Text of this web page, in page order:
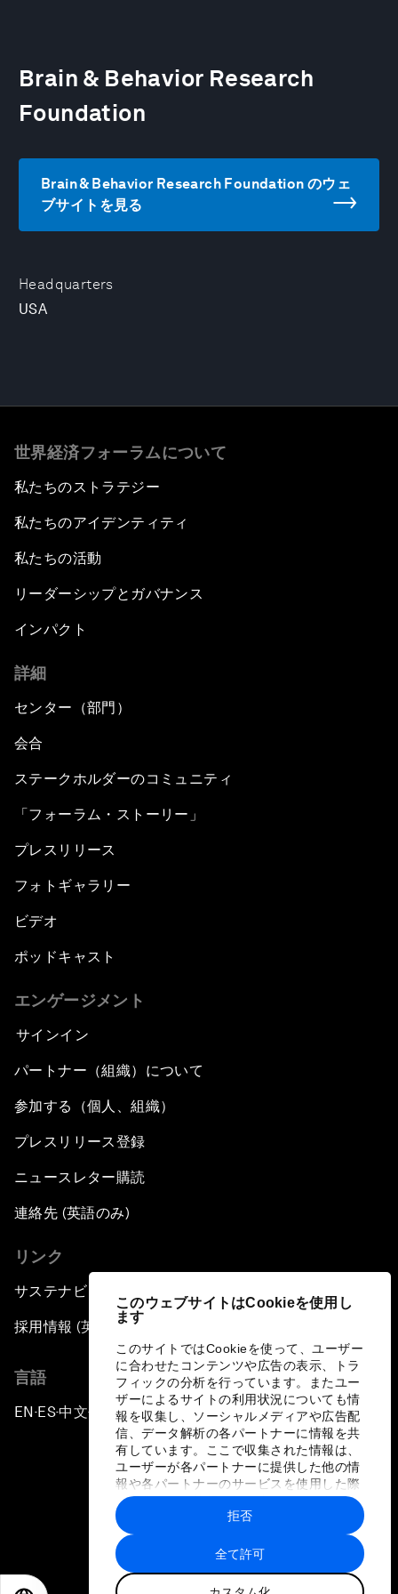
このウェブサイトはCookieを使用し
ます
このサイトではCookieを使って、ユーザー
に合わせたコンテンツや広告の表示、トラ
フィックの分析を行っています。またユー
ザーによるサイトの利用状況についても情
報を収集し、ソーシャルメディアや広告配
信、データ解析の各パートナーに情報を共
有しています。ここで収集された情報は、
ユーザーが各パートナーに提供した他の情
報や各パートナーのサービスを使用した際
に収集された情報と組み合わされ、各パー
トナーによって使用されることがありま
す。
全て許可
拒否
Headquarters
USA
Brain & Behavior Research
Foundation
Brain & Behavior Research Foundation のウェ
ブサイトを見る
世界経済フォーラムについて
私たちのストラテジー
私たちのアイデンティティ
私たちの活動
リーダーシップとガバナンス
インパクト
詳細
センター（部門）
会合
ステークホルダーのコミュニティ
「フォーラム・ストーリー」
プレスリリース
フォトギャラリー
ビデオ
ポッドキャスト
エンゲージメント
サインイン
パートナー（組織）について
参加する（個人、組織）
プレスリリース登録
ニュースレター購読
連絡先 (英語のみ)
リンク
サステナビリティへの取り組み
採用情報 (英語のみ)
言語
EN ▪ES▪中文▪ 日本語
プライバシーポリシーと利用規約
サイトマップ